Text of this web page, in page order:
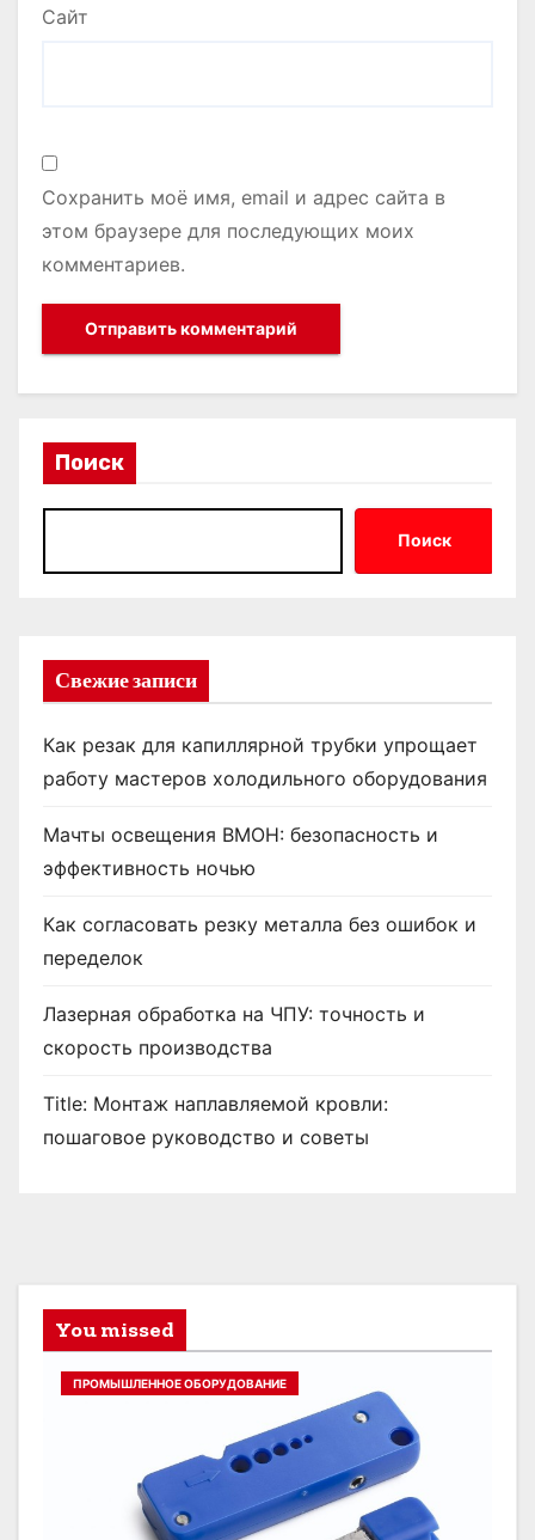
Сайт
Сохранить моё имя, email и адрес сайта в
этом браузере для последующих моих
комментариев.
Поиск
Поиск
Свежие записи
Как резак для капиллярной трубки упрощает
работу мастеров холодильного оборудования
Мачты освещения ВМОН: безопасность и
эффективность ночью
Как согласовать резку металла без ошибок и
переделок
Лазерная обработка на ЧПУ: точность и
скорость производства
Title: Монтаж наплавляемой кровли:
пошаговое руководство и советы
You missed
ПРОМЫШЛЕННОЕ ОБОРУДОВАНИЕ